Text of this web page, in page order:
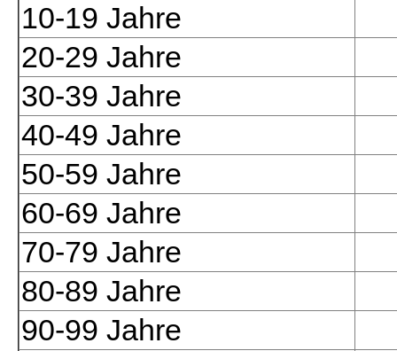
10-19 Jahre
20-29 Jahre
30-39 Jahre
40-49 Jahre
50-59 Jahre
60-69 Jahre
70-79 Jahre
80-89 Jahre
90-99 Jahre